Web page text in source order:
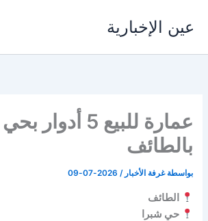
المحتوى
عين الإخبارية
عمارة للبيع 5
بالطائف
بواسطة غرفة الأخبار/
2026-07-09
الطائف
حي شبرا